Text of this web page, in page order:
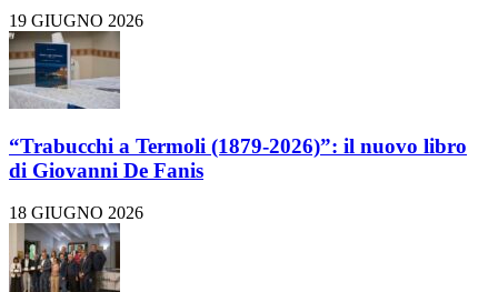
19 GIUGNO 2026
“Trabucchi a Termoli (1879-2026)”: il nuovo libro
di Giovanni De Fanis
18 GIUGNO 2026